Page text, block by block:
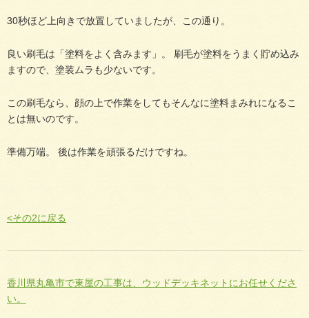
30秒ほど上向きで放置していましたが、この通り。
良い刷毛は「塗料をよく含みます」。 刷毛が塗料をうまく貯め込み
ますので、塗装ムラも少ないです。
この刷毛なら、顔の上で作業をしてもそんなに塗料まみれになるこ
とは無いのです。
準備万端。 後は作業を頑張るだけですね。
<その2に戻る
香川県丸亀市で東屋の工事は、ウッドデッキネットにお任せくださ
い。